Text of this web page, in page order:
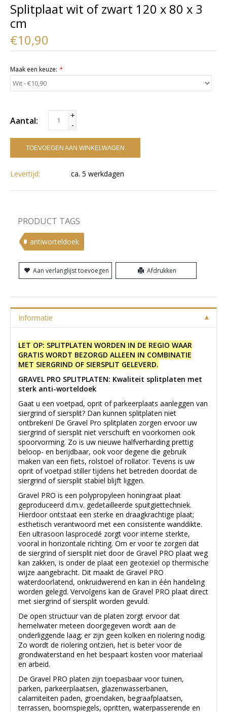
Splitplaat wit of zwart 120 x 80 x 3
cm
€10,90
Maak een keuze: *
Aantal:
+
-
TOEVOEGEN AAN WINKELWAGEN
Levertijd: ca. 5 werkdagen
PRODUCT TAGS
antiworteldoek
Aan verlanglijst toevoegen Afdrukken
Informatie
LET OP: SPLITPLATEN WORDEN IN DE REGIO WAAR
GRATIS WORDT BEZORGD ALLEEN IN COMBINATIE
MET SIERGRIND OF SIERSPLIT GELEVERD.
GRAVEL PRO SPLITPLATEN: Kwaliteit splitplaten met
sterk anti-worteldoek
Gaat u een voetpad, oprit of parkeerplaats aanleggen van
siergrind of siersplit? Dan kunnen splitplaten niet
ontbreken! De Gravel Pro splitplaten zorgen ervoor uw
siergrind of siersplit niet verschuift en voorkomen ook
spoorvorming. Zo is uw nieuwe halfverharding prettig
beloop- en berijdbaar, ook voor degene die gebruik
maken van een fiets, rolstoel of rollator. Tevens is uw
oprit of voetpad stiller tijdens het betreden doordat de
siergrind of siersplit stabiel blijft liggen.
Gravel PRO is een polypropyleen honingraat plaat
geproduceerd d.m.v. gedetailleerde spuitgiettechniek.
Hierdoor ontstaat een sterke en draagkrachtige plaat;
esthetisch verantwoord met een consistente wanddikte.
Een ultrasoon lasprocedé zorgt voor interne sterkte,
vooral in horizontale richting. Om er voor te zorgen dat
de siergrind of siersplit niet door de Gravel PRO plaat weg
kan zakken, is onder de plaat een geotexiel op thermische
wijze aangebracht. Dit maakt de Gravel PRO
waterdoorlatend, onkruidwerend en kan in één handeling
worden gelegd. Vervolgens kan de Gravel PRO plaat direct
met siergrind of siersplit worden gevuld.
De open structuur van de platen zorgt ervoor dat
hemelwater meteen doorgegeven wordt aan de
onderliggende laag; er zijn geen kolken en riolering nodig.
Zo wordt de riolering ontzien, het is beter voor de
grondwaterstand en het bespaart kosten voor materiaal
en arbeid.
De Gravel PRO platen zijn toepasbaar voor tuinen,
parken, parkeerplaatsen, glazenwasserbanen,
calamiteiten paden, groendaken, begraafplaatsen,
terrassen, boomspiegels, opritten, waterpasserende en